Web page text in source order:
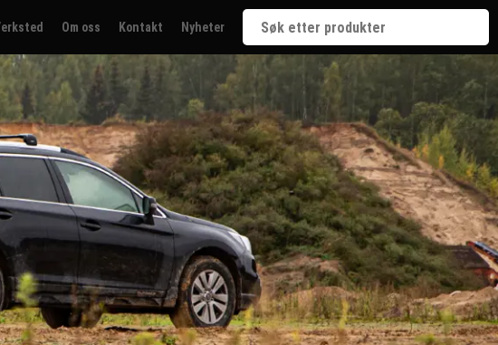
Om oss Kontakt Nyheter